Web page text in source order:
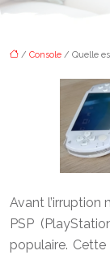
/ Console / Quelle
Avant l’irruption
PSP
populaire.